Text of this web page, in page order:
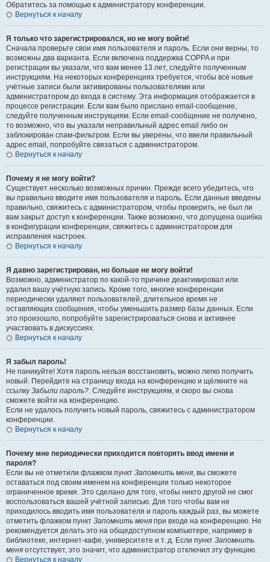
Обратитесь за помощью к администратору конференции.
Вернуться к началу
Я только что зарегистрировался, но не могу войти!
Сначала проверьте свои имя пользователя и пароль. Если они верны, то
возможны два варианта. Если включена поддержка COPPA и при
регистрации вы указали, что вам менее 13 лет, следуйте полученным
инструкциям. На некоторых конференциях требуется, чтобы все новые
учётные записи были активированы пользователями или
администратором до входа в систему. Эта информация отображается в
процессе регистрации. Если вам было прислано email-сообщение,
следуйте полученным инструкциям. Если email-сообщение не получено,
то возможно, что вы указали неправильный адрес email либо он
заблокирован спам-фильтром. Если вы уверены, что ввели правильный
адрес email, попробуйте связаться с администратором.
Вернуться к началу
Почему я не могу войти?
Существует несколько возможных причин. Прежде всего убедитесь, что
вы правильно вводите имя пользователя и пароль. Если данные введены
правильно, свяжитесь с администратором, чтобы проверить, не был ли
вам закрыт доступ к конференции. Также возможно, что допущена ошибка
в конфигурации конференции, свяжитесь с администратором для
исправления настроек.
Вернуться к началу
Я давно зарегистрирован, но больше не могу войти!
Возможно, администратор по какой-то причине деактивировал или
удалил вашу учётную запись. Кроме того, многие конференции
периодически удаляют пользователей, длительное время не
оставляющих сообщения, чтобы уменьшить размер базы данных. Если
это произошло, попробуйте зарегистрироваться снова и активнее
участвовать в дискуссиях.
Вернуться к началу
Я забыл пароль!
Не паникуйте! Хотя пароль нельзя восстановить, можно легко получить
новый. Перейдите на страницу входа на конференцию и щёлкните на
ссылку Забыли пароль?. Следуйте инструкциям, и скоро вы снова
сможете войти на конференцию.
Если не удалось получить новый пароль, свяжитесь с администратором
конференции.
Вернуться к началу
Почему мне периодически приходится повторять ввод имени и
пароля?
Если вы не отметили флажком пункт Запомнить меня, вы сможете
оставаться под своим именем на конференции только некоторое
ограниченное время. Это сделано для того, чтобы никто другой не смог
воспользоваться вашей учётной записью. Для того чтобы вам не
приходилось вводить имя пользователя и пароль каждый раз, вы можете
отметить флажком пункт Запомнить меня при входе на конференцию. Не
рекомендуется делать это на общедоступном компьютере, например в
библиотеке, интернет-кафе, университете и т. д. Если пункт Запомнить
меня отсутствует, это значит, что администратор отключил эту функцию.
Вернуться к началу